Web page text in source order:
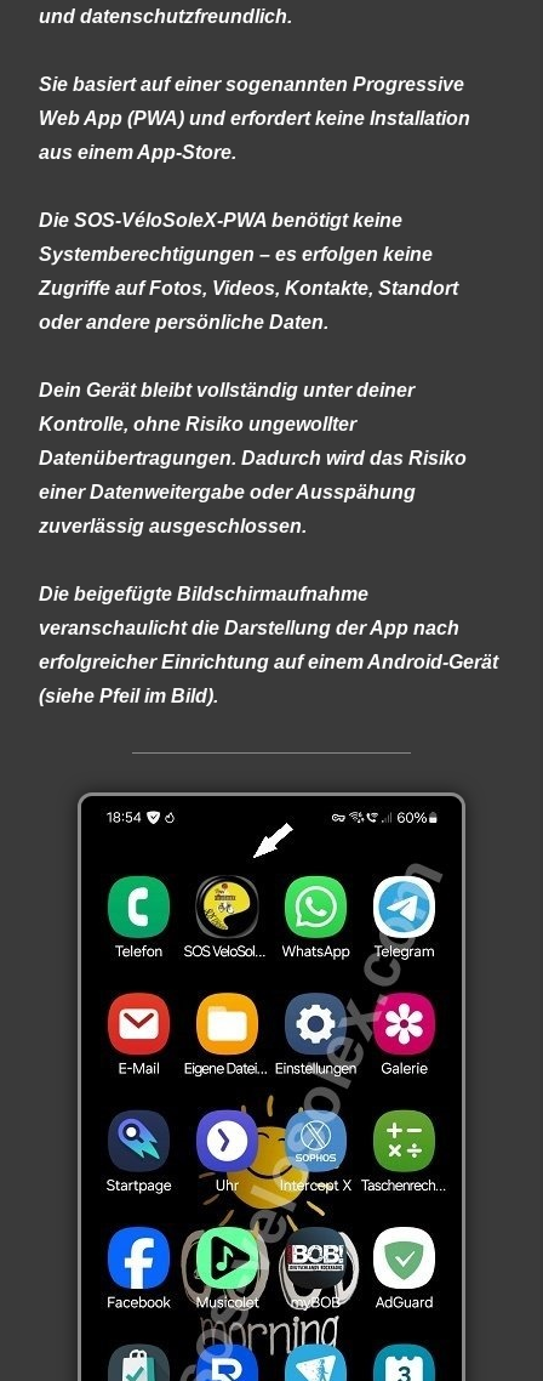
und datenschutzfreundlich.
Sie basiert auf einer sogenannten Progressive
Web App (PWA) und erfordert keine Installation
aus einem App-Store.
Die SOS-VéloSoleX-PWA benötigt keine
Systemberechtigungen – es erfolgen keine
Zugriffe auf Fotos, Videos, Kontakte, Standort
oder andere persönliche Daten.
Dein Gerät bleibt vollständig unter deiner
Kontrolle, ohne Risiko ungewollter
Datenübertragungen. Dadurch wird das Risiko
einer Datenweitergabe oder Ausspähung
zuverlässig ausgeschlossen.
Die beigefügte Bildschirmaufnahme
veranschaulicht die Darstellung der App nach
erfolgreicher Einrichtung auf einem Android-Gerät
(siehe Pfeil im Bild).